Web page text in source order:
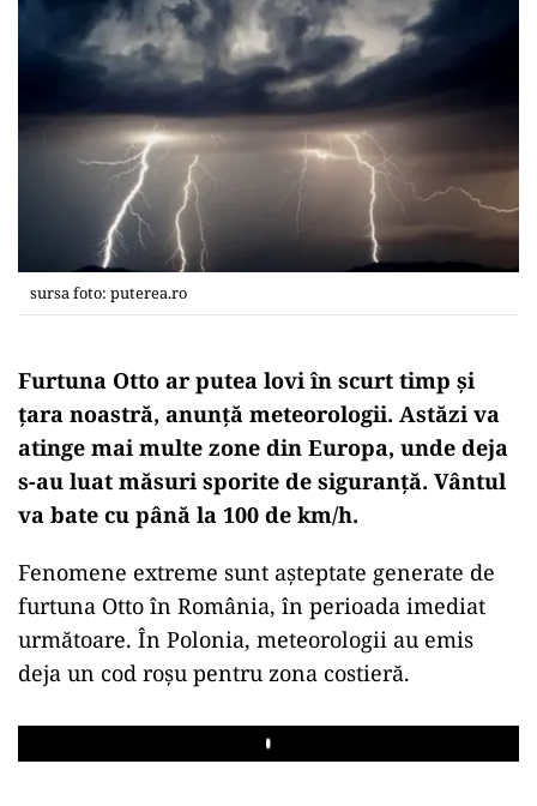
sursa foto: puterea.ro
Furtuna Otto ar putea lovi în scurt timp și
țara noastră, anunță meteorologii. Astăzi va
atinge mai multe zone din Europa, unde deja
s-au luat măsuri sporite de siguranță. Vântul
va bate cu până la 100 de km/h.
Fenomene extreme sunt așteptate generate de
furtuna Otto în România, în perioada imediat
următoare. În Polonia, meteorologii au emis
deja un cod roșu pentru zona costieră.
Play